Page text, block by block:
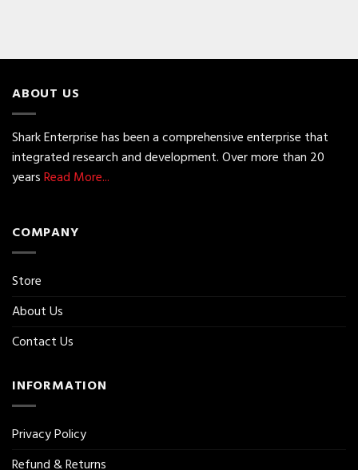
ABOUT US
Shark Enterprise has been a comprehensive enterprise that
integrated research and development. Over more than 20
yearsRead More...
COMPANY
Store
About Us
Contact Us
INFORMATION
Privacy Policy
Refund & Returns